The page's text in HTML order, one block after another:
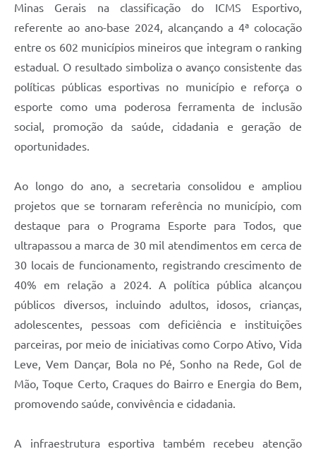
Minas Gerais na classificação do ICMS Esportivo,
referente ao ano-base 2024, alcançando a 4ª colocação
entre os 602 municípios mineiros que integram o ranking
estadual. O resultado simboliza o avanço consistente das
políticas públicas esportivas no município e reforça o
esporte como uma poderosa ferramenta de inclusão
social, promoção da saúde, cidadania e geração de
oportunidades.
Ao longo do ano, a secretaria consolidou e ampliou
projetos que se tornaram referência no município, com
destaque para o Programa Esporte para Todos, que
ultrapassou a marca de 30 mil atendimentos em cerca de
30 locais de funcionamento, registrando crescimento de
40% em relação a 2024. A política pública alcançou
públicos diversos, incluindo adultos, idosos, crianças,
adolescentes, pessoas com deficiência e instituições
parceiras, por meio de iniciativas como Corpo Ativo, Vida
Leve, Vem Dançar, Bola no Pé, Sonho na Rede, Gol de
Mão, Toque Certo, Craques do Bairro e Energia do Bem,
promovendo saúde, convivência e cidadania.
A infraestrutura esportiva também recebeu atenção